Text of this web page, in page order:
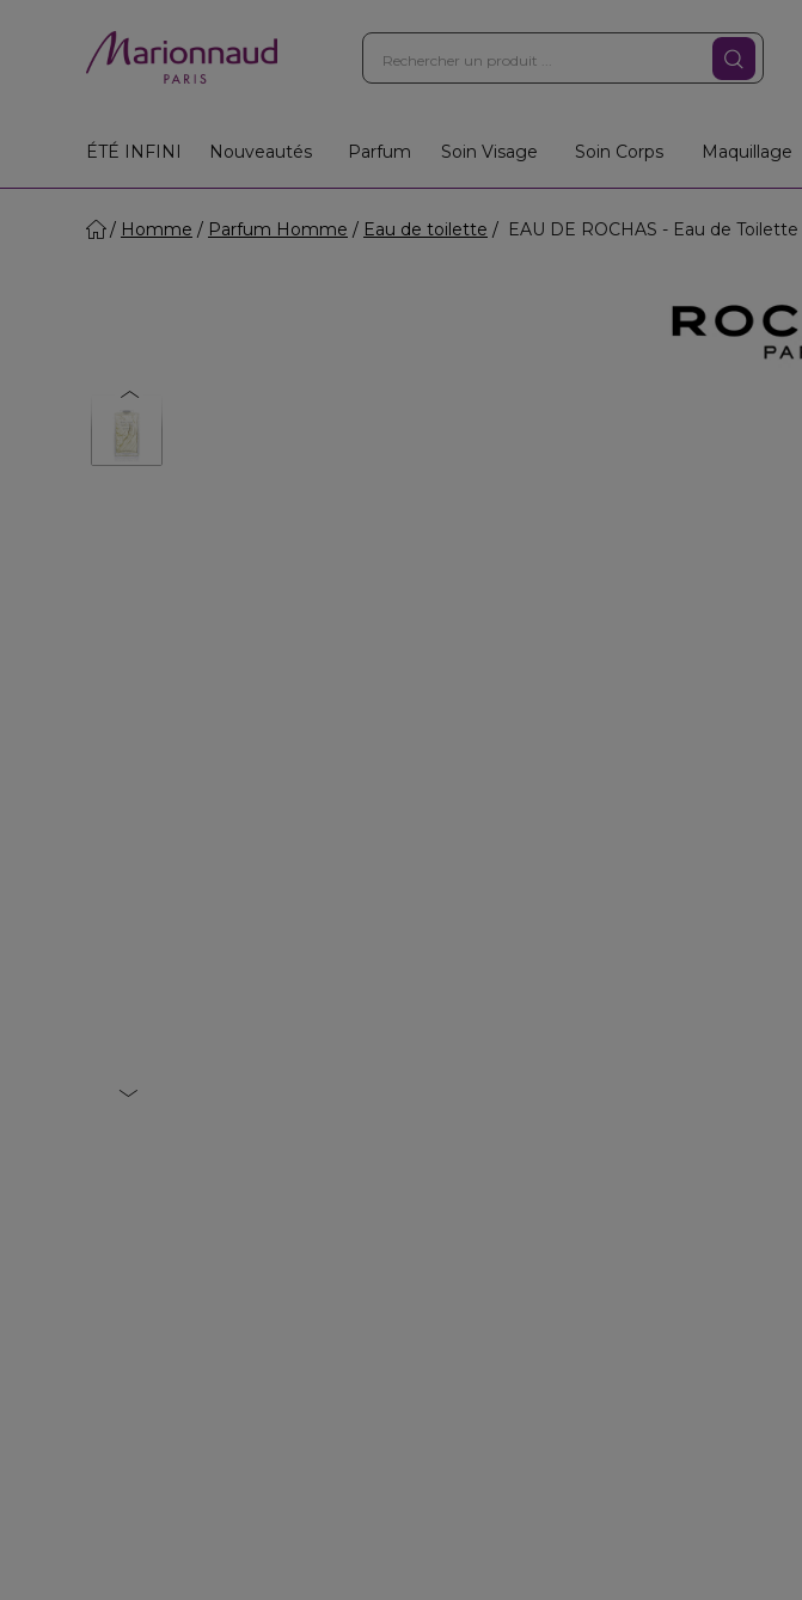
ÉTÉ INFINI Nouveautés Parfum Soin Visage Soin Corps Maquillage
Homme Parfum Homme Eau de toilette EAU DE ROCHAS - Eau de